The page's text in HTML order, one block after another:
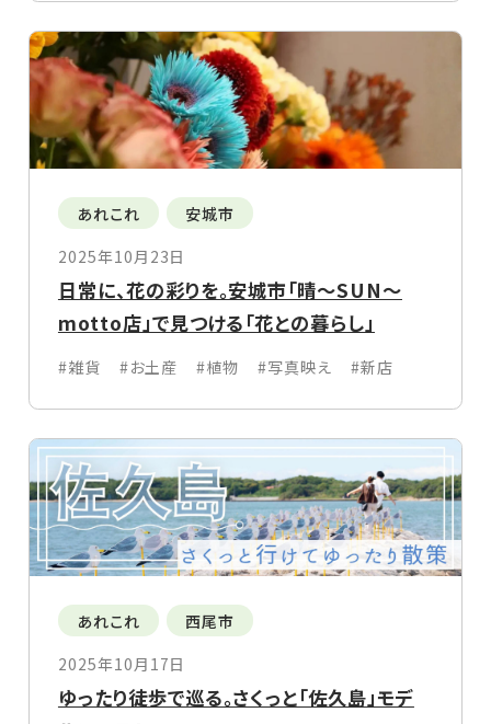
あれこれ
安城市
2025年10月23日
日常に、花の彩りを。安城市「晴〜SUN〜
motto店」で見つける「花との暮らし」
#雑貨 #お土産 #植物 #写真映え #新店
あれこれ
西尾市
2025年10月17日
ゆったり徒歩で巡る。さくっと「佐久島」モデ